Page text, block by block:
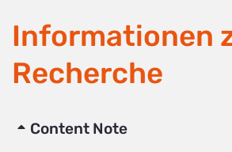
Informationen
Recherche
Content Note